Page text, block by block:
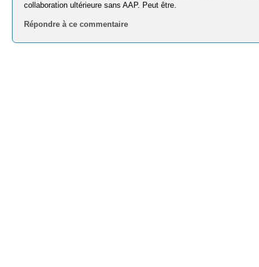
collaboration ultérieure sans AAP. Peut être.
Répondre à ce commentaire